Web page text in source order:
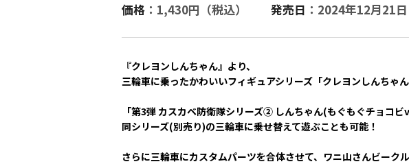
価格 ：1,430円（税込） 発売日 ：2024年12月21日
『クレヨンしんちゃん』より、
三輪車に乗ったかわいいフィギュアシリーズ「クレヨンしんちゃ
「第3弾 カスカベ防衛隊シリーズ② しんちゃん(もぐもぐチョコ
同シリーズ(別売り)の三輪車に乗せ替えて遊ぶことも可能！
さらに三輪車にカスタムパーツを合体させて、ワニ山さんビーク